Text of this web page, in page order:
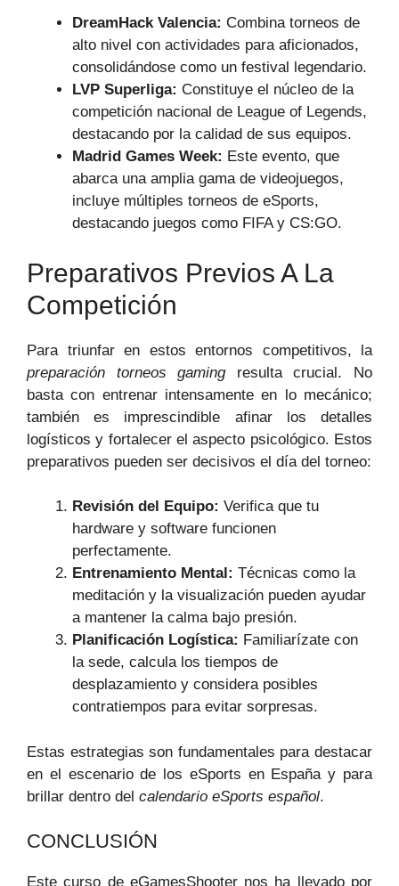
DreamHack Valencia: Combina torneos de
alto nivel con actividades para aficionados,
consolidándose como un festival legendario.
LVP Superliga: Constituye el núcleo de la
competición nacional de League of Legends,
destacando por la calidad de sus equipos.
Madrid Games Week: Este evento, que
abarca una amplia gama de videojuegos,
incluye múltiples torneos de eSports,
destacando juegos como FIFA y CS:GO.
Preparativos Previos A La
Competición
Para triunfar en estos entornos competitivos, la
preparación torneos gamingresulta crucial. No
basta con entrenar intensamente en lo mecánico;
también es imprescindible afinar los detalles
logísticos y fortalecer el aspecto psicológico. Estos
preparativos pueden ser decisivos el día del torneo:
Revisión del Equipo: Verifica que tu
hardware y software funcionen
perfectamente.
Entrenamiento Mental: Técnicas como la
meditación y la visualización pueden ayudar
a mantener la calma bajo presión.
Planificación Logística: Familiarízate con
la sede, calcula los tiempos de
desplazamiento y considera posibles
contratiempos para evitar sorpresas.
Estas estrategias son fundamentales para destacar
en el escenario de los eSports en España y para
brillar dentro del calendario eSports español.
CONCLUSIÓN
Este curso de eGamesShooter nos ha llevado por